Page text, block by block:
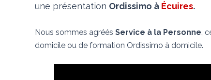
une présentation Ordissimo à Écuires.
Nous sommes agréés Service à la Personne ,
domicile ou de formation Ordissimo à domicile.